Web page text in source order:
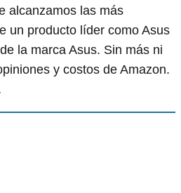
alcanzamos las más
un producto líder como Asus
la marca Asus. Sin más ni
y costos de Amazon.